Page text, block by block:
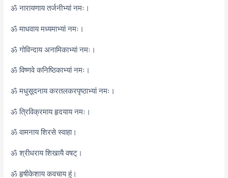
ॐ नारायणाय तर्जनीभ्यां नमः।
ॐ माधवाय मध्यमाभ्यां नमः।
ॐ गोविन्दाय अनामिकाभ्यां नमः।
ॐ विष्णवे कनिष्ठिकाभ्यां नमः।
ॐ मधुसूदनाय करतलकरपृष्ठाभ्यां नमः।
ॐ त्रिविक्रमाय हृदयाय नमः।
ॐ वामनाय शिरसे स्वाहा।
ॐ श्रीधराय शिखायै वषट्।
ॐ हृषीकेशाय कवचाय हुं।